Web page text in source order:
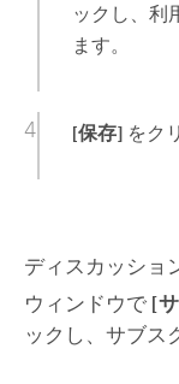
ックし、利
ます。
[保存]をク
ディスカッショ
ウィンドウで [
ックし、サブス